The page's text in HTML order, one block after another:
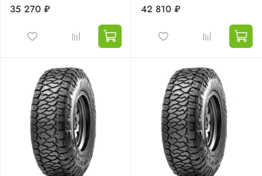
35 270 ₽ 42 810 ₽